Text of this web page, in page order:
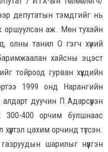
депутатын тэмдгийг нь
оршуулсан аж. Мөн тухайн
олны танил О гэгч хүний
хайсны эцэст
тойроод гурван хүүхдийн
1999 онд Нарангийн
дуучин П.Адарсүрэн
400 орчим булшнаас
цахим орчинд түгсэн.
шарилыг нүүлгэн